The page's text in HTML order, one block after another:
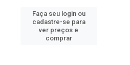
Faça seu login ou
cadastre-se para
ver preços e
comprar